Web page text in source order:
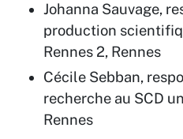
Johanna Sauvage,
production
Rennes 2, Rennes
Cécile Sebban,
recherche au SCD
Rennes